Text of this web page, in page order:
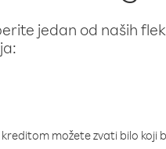
jedan od naših
možete zvati bilo koji